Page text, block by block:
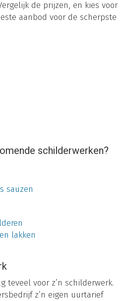
de prijzen, en kies voor
aanbod voor de scherpste
schilderwerken?
sauzen
lakken
teveel voor z’n schilderwerk.
z’n eigen uurtarief